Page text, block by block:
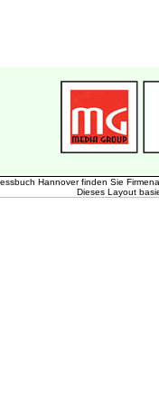
Hannover finden Sie
Dieses Layout